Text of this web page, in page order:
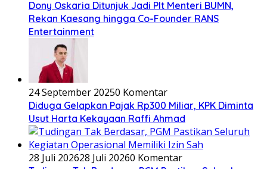
Dony Oskaria Ditunjuk Jadi Plt Menteri BUMN,
Rekan Kaesang hingga Co-Founder RANS
Entertainment
24 September 20250 Komentar
Diduga Gelapkan Pajak Rp300 Miliar, KPK Diminta
Usut Harta Kekayaan Raffi Ahmad
28 Juli 202628 Juli 20260 Komentar